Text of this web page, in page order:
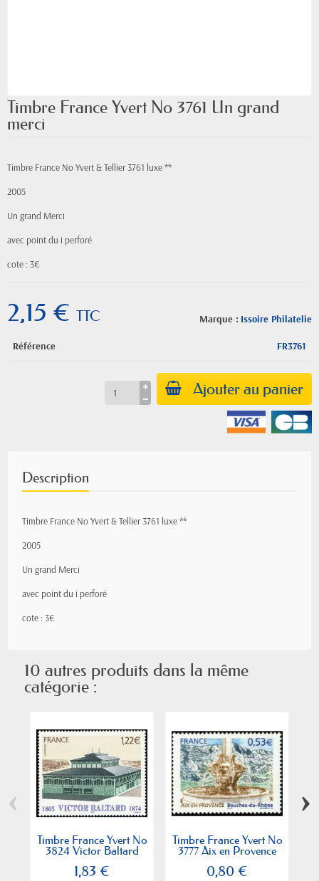
Timbre France Yvert No 3761 Un grand
merci
Timbre France No Yvert & Tellier 3761 luxe **
2005
Un grand Merci
avec point du i perforé
cote : 3€
Marque : Issoire Philatelie
2,15 € TTC
Référence FR3761
Ajouter au panier
Description
Timbre France No Yvert & Tellier 3761 luxe **
2005
Un grand Merci
avec point du i perforé
cote : 3€
10 autres produits dans la même
catégorie :
Timbre France Yvert No
3824 Victor Baltard
1,83 €
Timbre France Yvert No
3777 Aix en Provence
0,80 €
‹ ›